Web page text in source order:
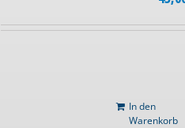
In den
Warenkorb